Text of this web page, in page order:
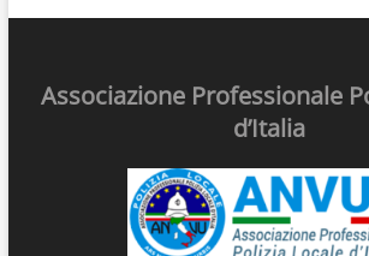
Associazione Professionale
d’Italia